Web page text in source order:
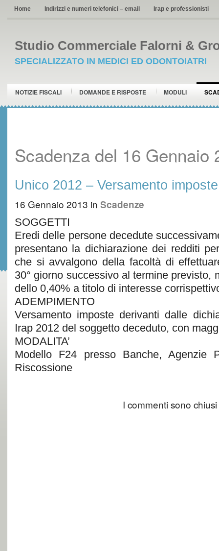
Home Indirizzi e numeri telefonici – email Irap e professionisti
Studio Commerciale Falorni &
SPECIALIZZATO IN MEDICI ED ODONTOIATRI
NOTIZIE FISCALI DOMANDE E RISPOSTE MODULI
Scadenza del 16 Gennaio
Unico 2012 – Versamento
16 Gennaio 2013 in Scadenze
SOGGETTI
Eredi delle persone decedute
presentano la dichiarazione dei redditi
che si avvalgono della facoltà di
30° giorno successivo al termine previsto,
dello 0,40% a titolo di interesse
ADEMPIMENTO
Versamento imposte derivanti dalle
Irap 2012 del soggetto deceduto, con
MODALITA’
Modello F24 presso Banche, Agenzie
Riscossione
I commenti sono chiusi